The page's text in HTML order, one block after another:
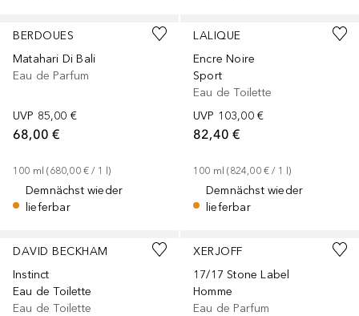
BERDOUES
Matahari Di Bali
Eau de Parfum
UVP 85,00 €
68,00 €
100 ml (680,00 € / 1 l)
Demnächst wieder
lieferbar
LALIQUE
Encre Noire
Sport
Eau de Toilette
UVP 103,00 €
82,40 €
100 ml (824,00 € / 1 l)
Demnächst wieder
lieferbar
DAVID BECKHAM
Instinct
Eau de Toilette
Eau de Toilette
XERJOFF
17/17 Stone Label
Homme
Eau de Parfum